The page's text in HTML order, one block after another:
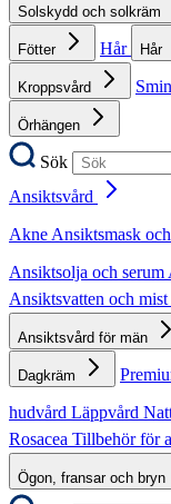
Solskydd och solkräm
Fötter Hår Hår
Kroppsvård
Örhängen
Sök
Ansiktsvård
AkneAnsiktsmask
Ansiktsolja och serum
Ansiktsvatten och mist
Ansiktsvård för män
Dagkräm
hudvård Läppvård
Rosacea Tillbehör för
Ögon, fransar och bryn